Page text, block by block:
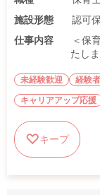
施設形態
認可
仕事内容
＜保
たし
未経験歓迎 経験
キャリアアップ応援
キープ